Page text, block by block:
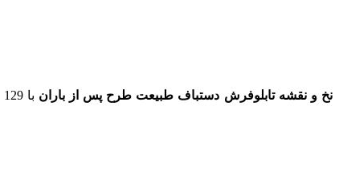
نخ و نقشه تابلوفرش دستباف طبیعت طرح پس از باران با 129 رنگ و 17 رنگ ابریشم به ابعاد 377 در 500 گره